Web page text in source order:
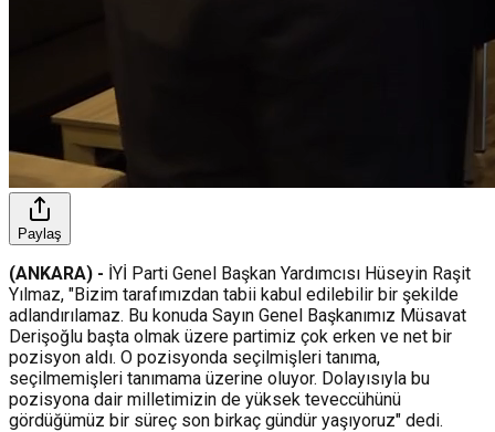
Paylaş
(ANKARA) - İYİ Parti Genel Başkan Yardımcısı Hüseyin Raşit
Yılmaz, "Bizim tarafımızdan tabii kabul edilebilir bir şekilde
adlandırılamaz. Bu konuda Sayın Genel Başkanımız Müsavat
Derişoğlu başta olmak üzere partimiz çok erken ve net bir
pozisyon aldı. O pozisyonda seçilmişleri tanıma,
seçilmemişleri tanımama üzerine oluyor. Dolayısıyla bu
pozisyona dair milletimizin de yüksek teveccühünü
gördüğümüz bir süreç son birkaç gündür yaşıyoruz" dedi.